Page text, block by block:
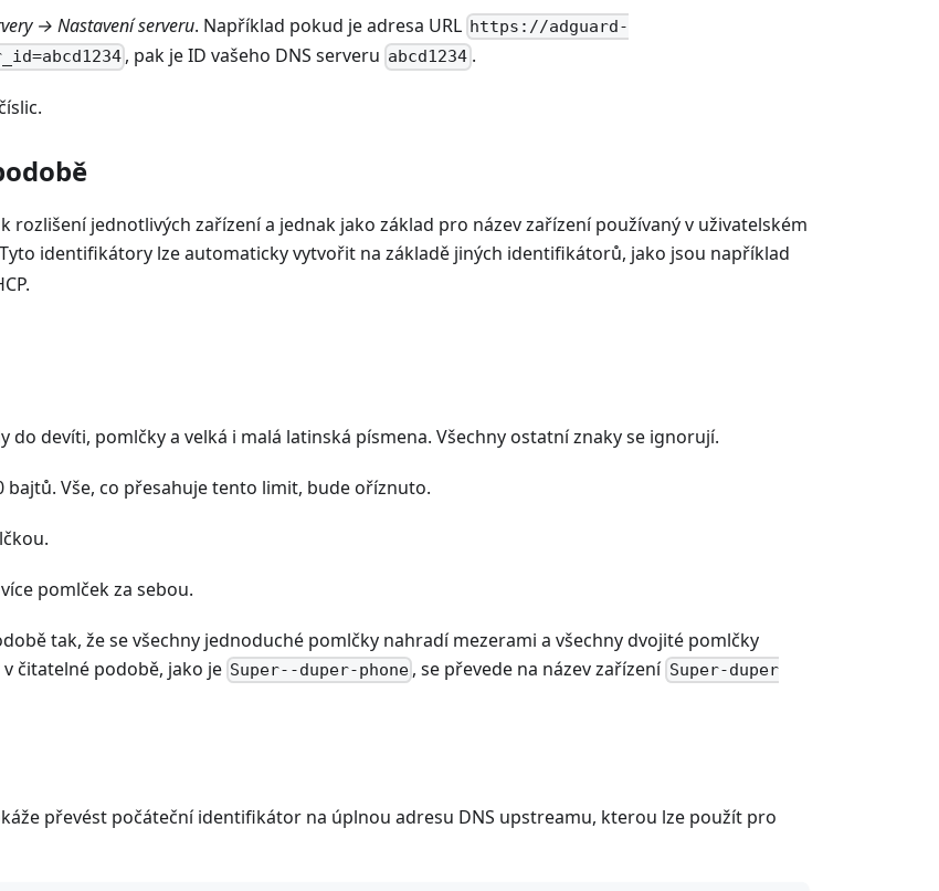
→ Nastavení serveru. Například pokud je adresa URL https://adguard-
, pak je ID vašeho DNS serveru abcd1234.
jednotlivých zařízení a jednak jako základ pro název zařízení používaný v uživatelském
identifikátory lze automaticky vytvořit na základě jiných identifikátorů, jako jsou například
devíti, pomlčky a velká i malá latinská písmena. Všechny ostatní znaky se ignorují.
Vše, co přesahuje tento limit, bude oříznuto.
pomlček za sebou.
tak, že se všechny jednoduché pomlčky nahradí mezerami a všechny dvojité pomlčky
čitatelné podobě, jako je Super--duper-phone , se převede na název zařízení Super-duper
převést počáteční identifikátor na úplnou adresu DNS upstreamu, kterou lze použít pro